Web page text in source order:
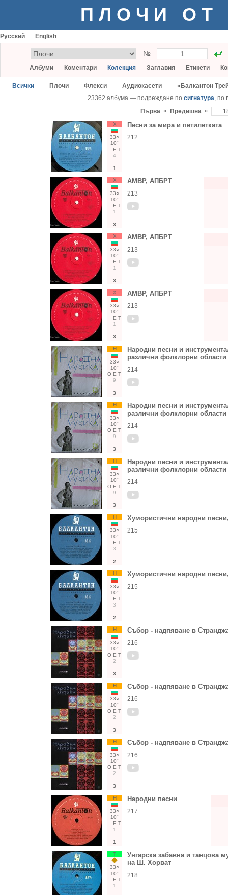
ПЛОЧИ ОТ
Русский English
№
Албуми Коментари Колекция Заглавия Етикети
Всички Плочи Флекси Аудиокасети
«Балкантон
23362 албума — подреждане по сигнатура, по
Първа « Предишна «
Х
33○
10"
Е Т
4
1
Песни за мира и петилетката
212
Х
33○
10"
Е Т
1
3
АМВР, АПБРТ
213
Х
33○
10"
Е Т
1
3
АМВР, АПБРТ
213
Х
33○
10"
Е Т
1
3
АМВР, АПБРТ
213
Н
33○
10"
О Е Т
9
3
Народни песни и
различни фолклорни
214
Н
33○
10"
О Е Т
9
3
Народни песни и
различни фолклорни
214
Н
33○
10"
О Е Т
9
3
Народни песни и
различни фолклорни
214
Н
33○
10"
Е Т
3
2
Хумористични народни
215
Н
33○
10"
Е Т
3
2
Хумористични народни
215
Н
33○
10"
О Е Т
2
3
Събор - надпяване в
216
Н
33○
10"
О Е Т
2
3
Събор - надпяване в
216
Н
33○
10"
О Е Т
2
3
Събор - надпяване в
216
Н
33○
10"
Е Т
1
1
Народни песни
217
Т
33○
10"
Е Т
1
Унгарска забавна и танцова
на Ш. Хорват
218